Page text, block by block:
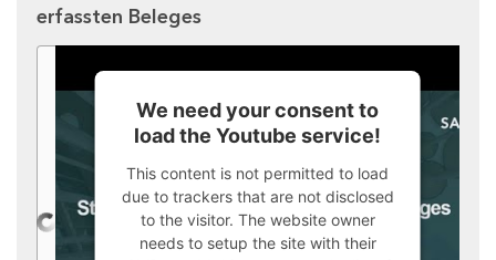
erfassten Beleges
We need your consent to
load the Youtube service!
This content is not permitted to load
due to trackers that are not disclosed
to the visitor. The website owner
needs to setup the site with their